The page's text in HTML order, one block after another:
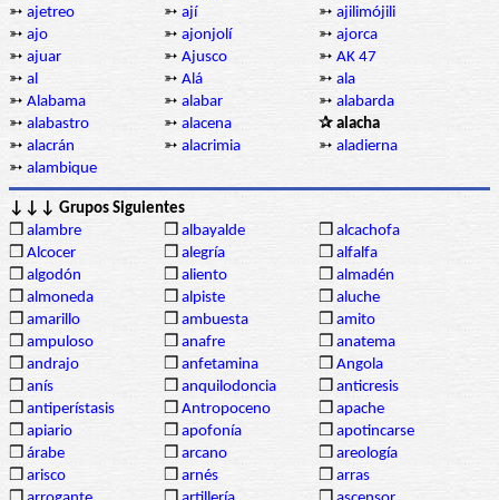
➳ ajetreo ➳ ají ➳ ajilimójili
➳ ajo ➳ ajonjolí ➳ ajorca
➳ ajuar ➳ Ajusco ➳ AK 47
➳ al ➳ Alá ➳ ala
➳ Alabama ➳ alabar ➳ alabarda
➳ alabastro ➳ alacena
✰ alacha
➳ alacrán ➳ alacrimia ➳ aladierna
➳ alambique
↓↓↓ Grupos Siguientes
❒ alambre ❒ albayalde ❒ alcachofa
❒ Alcocer ❒ alegría ❒ alfalfa
❒ algodón ❒ aliento ❒ almadén
❒ almoneda ❒ alpiste ❒ aluche
❒ amarillo ❒ ambuesta ❒ amito
❒ ampuloso ❒ anafre ❒ anatema
❒ andrajo ❒ anfetamina ❒ Angola
❒ anís ❒ anquilodoncia ❒ anticresis
❒ antiperístasis ❒ Antropoceno ❒ apache
❒ apiario ❒ apofonía ❒ apotincarse
❒ árabe ❒ arcano ❒ areología
❒ arisco ❒ arnés ❒ arras